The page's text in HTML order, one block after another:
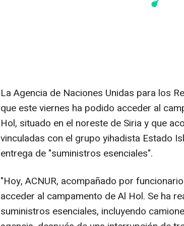
La Agencia de Naciones Unidas para los
que este viernes ha podido acceder al
Hol, situado en el noreste de Siria y que
vinculadas con el grupo yihadista Estado
entrega de "suministros esenciales".
"Hoy, ACNUR, acompañado por
acceder al campamento de Al Hol. Se ha
suministros esenciales, incluyendo